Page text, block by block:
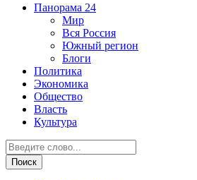
Панорама 24
Мир
Вся Россия
Южный регион
Блоги
Политика
Экономика
Общество
Власть
Культура